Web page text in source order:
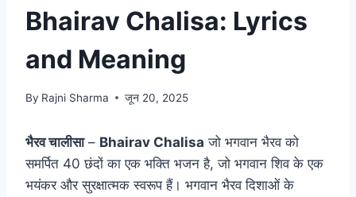
Bhairav Chalisa: Lyrics
and Meaning
By Rajni Sharma जून 20, 2025
भैरव चालीसा– Bhairav Chalisa जो भगवान भैरव को
समर्पित 40 छंदों का एक भक्ति भजन है, जो भगवान शिव के एक
भयंकर और सुरक्षात्मक स्वरूप हैं। भगवान भैरव दिशाओं के